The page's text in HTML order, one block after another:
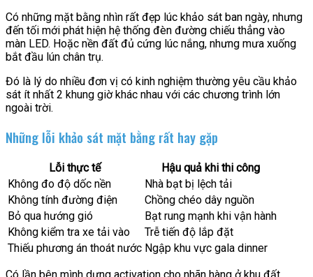
Có những mặt bằng nhìn rất đẹp lúc khảo sát ban ngày, nhưng
đến tối mới phát hiện hệ thống đèn đường chiếu thẳng vào
màn LED. Hoặc nền đất đủ cứng lúc nắng, nhưng mưa xuống
bắt đầu lún chân trụ.
Đó là lý do nhiều đơn vị có kinh nghiệm thường yêu cầu khảo
sát ít nhất 2 khung giờ khác nhau với các chương trình lớn
ngoài trời.
Những lỗi khảo sát mặt bằng rất hay gặp
Lỗi thực tế
Hậu quả khi thi công
Không đo độ dốc nền
Nhà bạt bị lệch tải
Không tính đường điện
Chồng chéo dây nguồn
Bỏ qua hướng gió
Bạt rung mạnh khi vận hành
Không kiểm tra xe tải vào
Trễ tiến độ lắp đặt
Thiếu phương án thoát nước Ngập khu vực gala dinner